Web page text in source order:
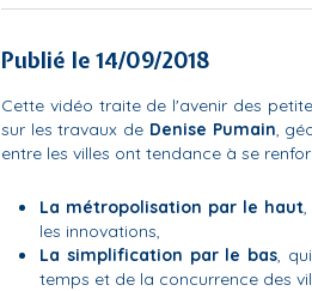
Publié le 14/09/2018
Cette vidéo traite de l'avenir des
sur les travaux de Denise Pumain,
entre les villes ont tendance à se
La métropolisation par le haut
les innovations,
La simplification par le bas,
temps et de la concurrence des